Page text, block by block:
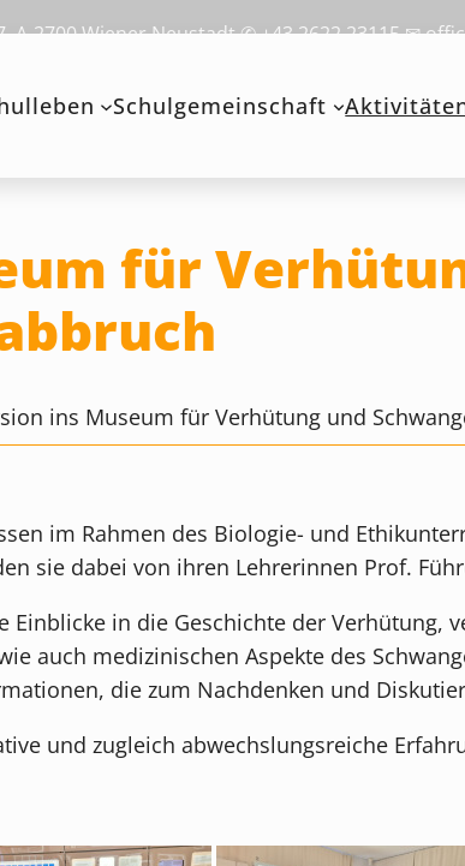
A-2700 Wiener Neustadt ✆ +43 2622 23115 ✉
Schulgemeinschaft
für
ins Museum für Verhütung und
im Rahmen des Biologie- und
sie dabei von ihren Lehrerinnen Prof.
in die Geschichte der Verhütung,
auch medizinischen Aspekte des
die zum Nachdenken und
und zugleich abwechslungsreiche